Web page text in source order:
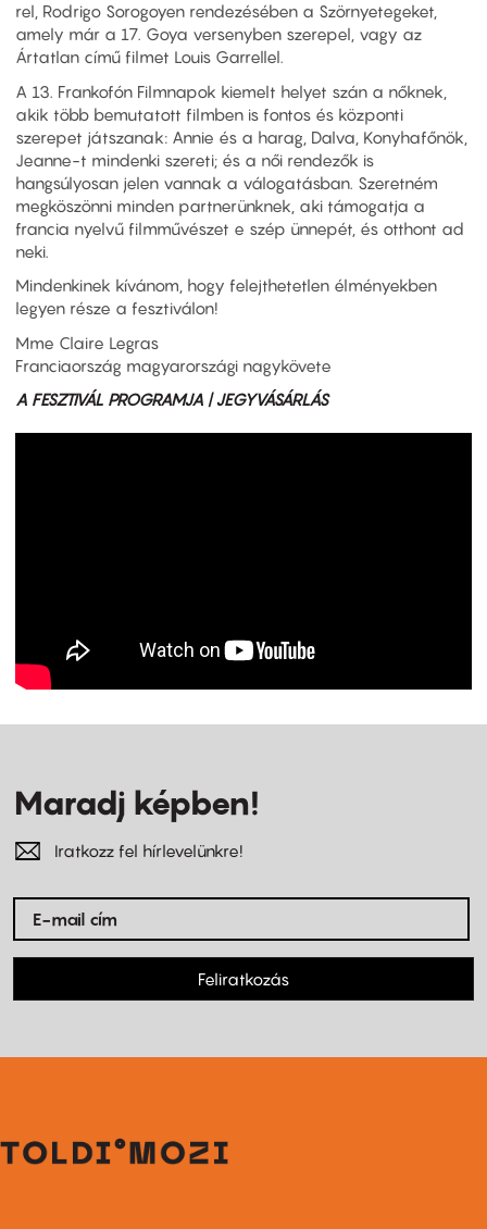
rel, Rodrigo Sorogoyen rendezésében a Szörnyetegeket,
amely már a 17. Goya versenyben szerepel, vagy az
Ártatlan című filmet Louis Garrellel.
A 13. Frankofón Filmnapok kiemelt helyet szán a nőknek,
akik több bemutatott filmben is fontos és központi
szerepet játszanak: Annie és a harag, Dalva, Konyhafőnök,
Jeanne-t mindenki szereti; és a női rendezők is
hangsúlyosan jelen vannak a válogatásban. Szeretném
megköszönni minden partnerünknek, aki támogatja a
francia nyelvű filmművészet e szép ünnepét, és otthont ad
neki.
Mindenkinek kívánom, hogy felejthetetlen élményekben
legyen része a fesztiválon!
Mme Claire Legras
Franciaország magyarországi nagykövete
A FESZTIVÁL PROGRAMJA | JEGYVÁSÁRLÁS
Maradj képben!
Iratkozz fel hírlevelünkre!
Feliratkozás